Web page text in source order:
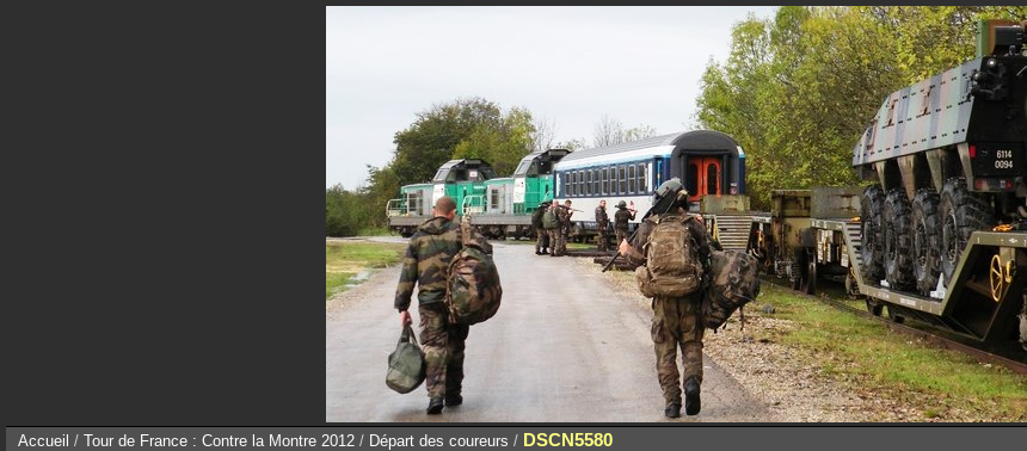
Accueil / Tour de France : Contre la Montre 2012 / Départ des coureurs / DSCN5580